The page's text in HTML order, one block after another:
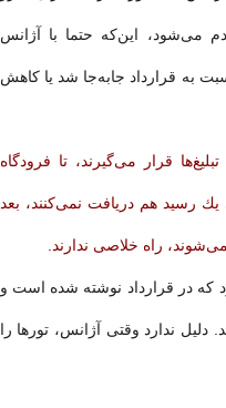
می‌شود، این‌كه حتما با آژانس
به قرارداد جابه‌جا شد یا كاهش
قرار می‌گیرند، تا فرودگاه
رسید هم دریافت نمی‌كنند، بعد
راه خلاصی ندارند.
را بگیرد كه در قرارداد نوشته شده است و
ندارد وقتی آژانس، تورها را